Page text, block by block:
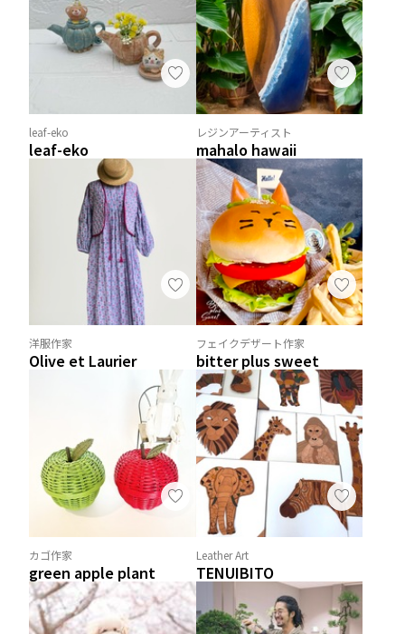
leaf-eko
leaf-eko
レジンアーティスト
mahalo hawaii
洋服作家
Olive et Laurier
フェイクデザート作家
bitter plus sweet
カゴ作家
green apple plant
Leather Art
TENUIBITO